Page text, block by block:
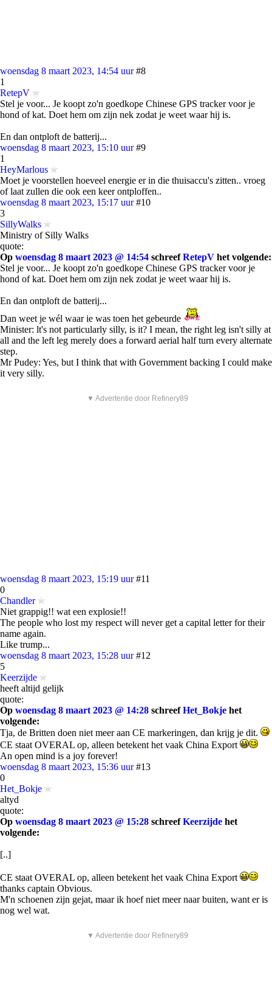
woensdag 8 maart 2023, 14:54 uur #8
1
RetepV
Stel je voor... Je koopt zo'n goedkope Chinese GPS tracker voor je
hond of kat. Doet hem om zijn nek zodat je weet waar hij is.
En dan ontploft de batterij...
woensdag 8 maart 2023, 15:10 uur #9
1
HeyMarlous
Moet je voorstellen hoeveel energie er in die thuisaccu's zitten.. vroeg
of laat zullen die ook een keer ontploffen..
woensdag 8 maart 2023, 15:17 uur #10
3
SillyWalks
Ministry of Silly Walks
quote:
Op woensdag 8 maart 2023 @ 14:54 schreefRetepV het volgende:
Stel je voor... Je koopt zo'n goedkope Chinese GPS tracker voor je
hond of kat. Doet hem om zijn nek zodat je weet waar hij is.
En dan ontploft de batterij...
Dan weet je wél waar ie was toen het gebeurde
Minister: lt's not particularly silly, is it? I mean, the right leg isn't silly at
all and the left leg merely does a forward aerial half turn every alternate
step.
Mr Pudey: Yes, but I think that with Government backing I could make
it very silly.
▼ Advertentie door Refinery89
woensdag 8 maart 2023, 15:19 uur #11
0
Chandler
Niet grappig!! wat een explosie!!
The people who lost my respect will never get a capital letter for their
name again.
Like trump...
woensdag 8 maart 2023, 15:28 uur #12
5
Keerzijde
heeft altijd gelijk
quote:
Op woensdag 8 maart 2023 @ 14:28 schreefHet_Bokje het
volgende:
Tja, de Britten doen niet meer aan CE markeringen, dan krijg je dit.
CE staat OVERAL op, alleen betekent het vaak China Export
An open mind is a joy forever!
woensdag 8 maart 2023, 15:36 uur #13
0
Het_Bokje
altyd
quote:
Op woensdag 8 maart 2023 @ 15:28 schreefKeerzijde het
volgende:
[..]
CE staat OVERAL op, alleen betekent het vaak China Export
thanks captain Obvious.
M'n schoenen zijn gejat, maar ik hoef niet meer naar buiten, want er is
nog wel wat.
▼ Advertentie door Refinery89